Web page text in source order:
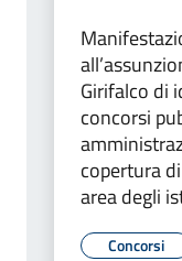
Girifalco di
concorsi
copertura
area degli
Concorsi